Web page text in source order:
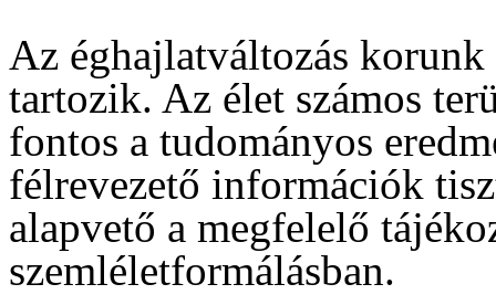
Az éghajlatváltozás
tartozik. Az élet számos
fontos a tudományos
félrevezető információk
alapvető a megfelelő
szemléletformálásban.